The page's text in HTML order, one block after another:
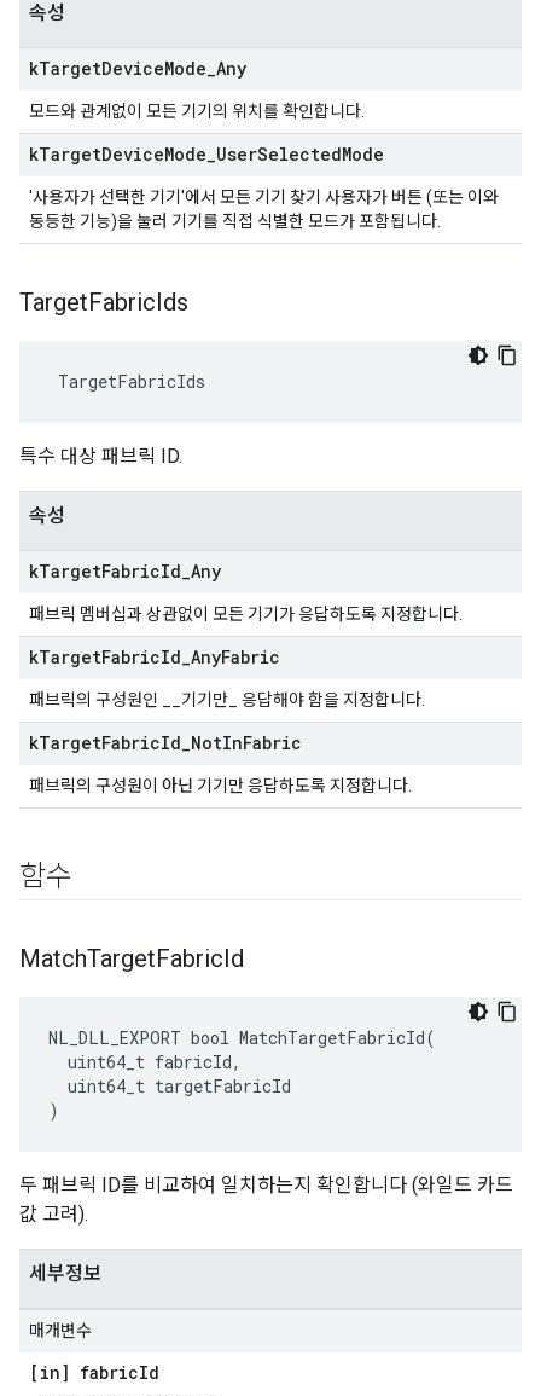
속성
kTargetDeviceMode Any
모드와 관계없이 모든 기기의 위치를 확인합니다.
kTargetDeviceMode UserSelectedMode
'사용자가 선택한 기기'에서 모든 기기 찾기 사용자가 버튼 (또는 이와
동등한 기능)을 눌러 기기를 직접 식별한 모드가 포함됩니다.
TargetFabricIds
TargetFabricIds
특수 대상 패브릭 ID.
속성
kTargetFabricId Any
패브릭 멤버십과 상관없이 모든 기기가 응답하도록 지정합니다.
kTargetFabricId AnyFabric
패브릭의 구성원인 __기기만_ 응답해야 함을 지정합니다.
kTargetFabricId NotInFabric
패브릭의 구성원이 아닌 기기만 응답하도록 지정합니다.
함수
MatchTargetFabricId
NL_DLL_EXPORT bool MatchTargetFabricId(
  uint64_t fabricId,
  uint64_t targetFabricId
)
두 패브릭 ID를 비교하여 일치하는지 확인합니다 (와일드 카드
값 고려).
세부정보
매개변수
[in] fabricId